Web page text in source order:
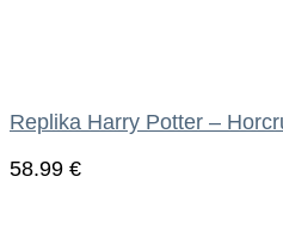
Replika Harry Potter –
58.99 €